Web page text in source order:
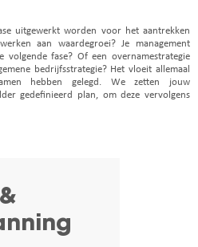
uitgewerkt worden voor het aantrekken
aan waardegroei? Je management
fase? Of een overnamestrategie
bedrijfsstrategie? Het vloeit allemaal
hebben gelegd. We zetten jouw
gedefinieerd plan, om deze vervolgens